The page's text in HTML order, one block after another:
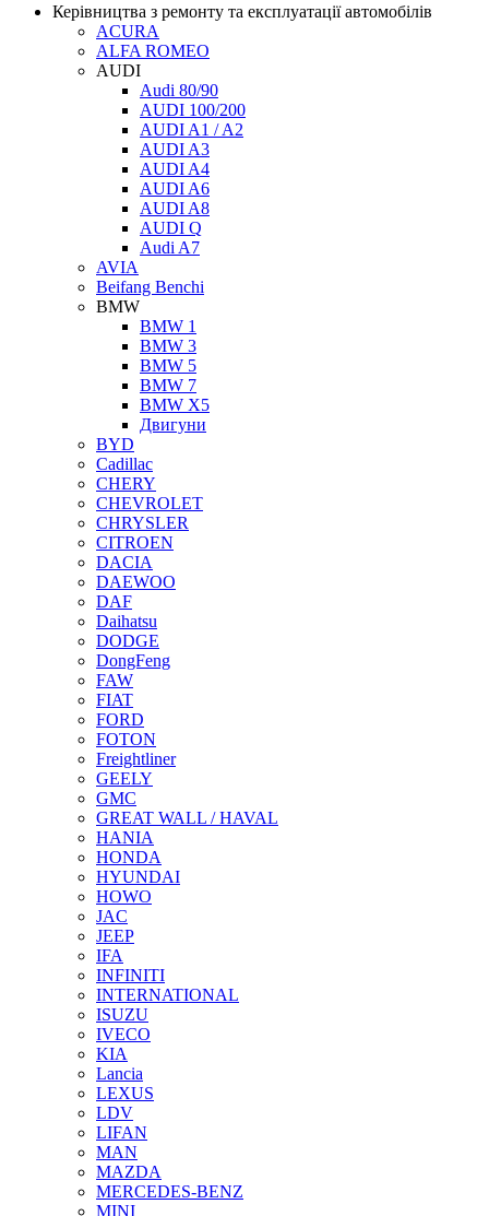
Керівництва з ремонту та експлуатації автомобілів
ACURA
ALFA ROMEO
AUDI
Audi 80/90
AUDI 100/200
AUDI A1 / A2
AUDI A3
AUDI A4
AUDI A6
AUDI A8
AUDI Q
Audi A7
AVIA
Beifang Benchi
BMW
BMW 1
BMW 3
BMW 5
BMW 7
BMW X5
Двигуни
BYD
Cadillaс
CHERY
CHEVROLET
CHRYSLER
CITROЕN
DACIA
DAEWOO
DAF
Daihatsu
DODGE
DongFeng
FAW
FIAT
FORD
FOTON
Freightliner
GEELY
GMC
GREAT WALL / HAVAL
HANIA
HONDA
HYUNDAI
HOWO
JAC
JEEP
IFA
INFINITI
INTERNATIONAL
ISUZU
IVECO
KIA
Lancia
LEXUS
LDV
LIFAN
MAN
MAZDA
MERCEDES-BENZ
MINI